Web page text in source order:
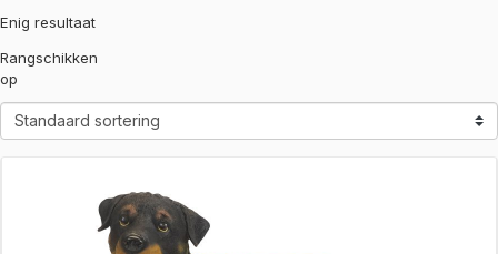
Enig resultaat
Rangschikken
op